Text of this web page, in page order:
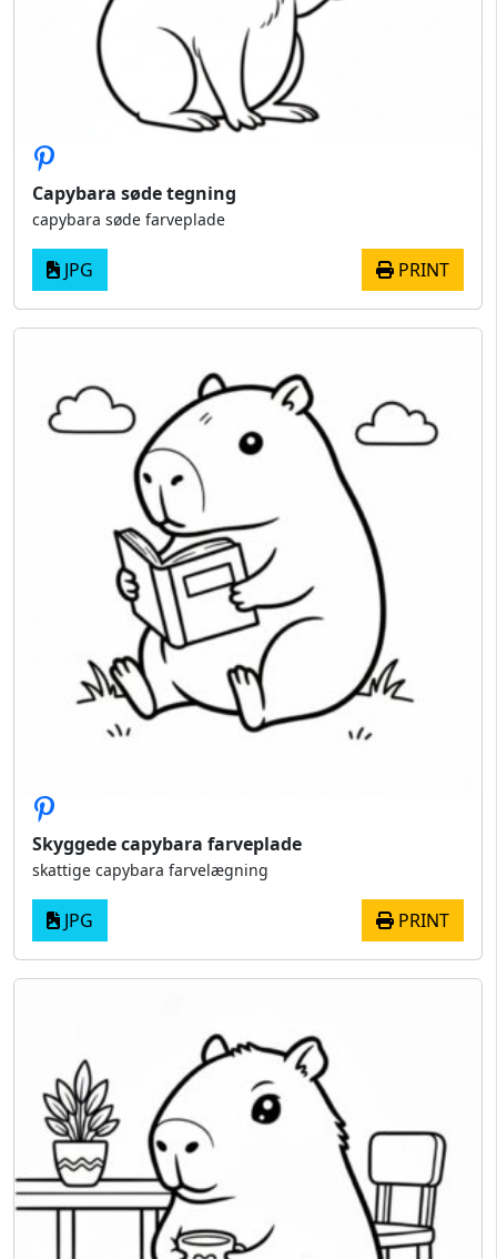
Capybara søde tegning
capybara søde farveplade
JPG PRINT
Skyggede capybara farveplade
skattige capybara farvelægning
JPG PRINT